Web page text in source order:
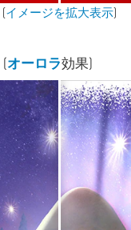
(イメージを拡大表示)
(オーロラ効果)